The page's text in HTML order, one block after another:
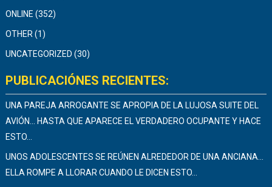
ONLINE (352)
OTHER(1)
UNCATEGORIZED (30)
PUBLICACIÓNES RECIENTES:
UNA PAREJA ARROGANTE SE APROPIA DE LA LUJOSA SUITE DEL
AVIÓN… HASTA QUE APARECE EL VERDADERO OCUPANTE Y HACE
ESTO…
UNOS ADOLESCENTES SE REÚNEN ALREDEDOR DE UNA ANCIANA…
ELLA ROMPE A LLORAR CUANDO LE DICEN ESTO…